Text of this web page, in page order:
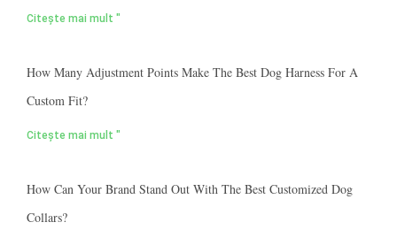
Citește mai mult "
How Many Adjustment Points Make The Best Dog Harness For A
Custom Fit?
Citește mai mult "
How Can Your Brand Stand Out With The Best Customized Dog
Collars?